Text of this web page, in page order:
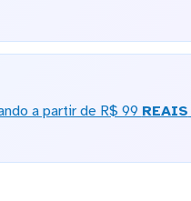
a partir de R$ 99 REAIS